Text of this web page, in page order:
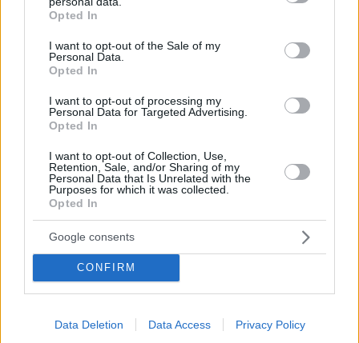
grant or deny consent to Google and its third-party tags to
use your data for below specified purposes in below Google
consent section.
Opted In
I want to opt-out of the Sale of my
Personal Data.
Opted In
I want to opt-out of processing my
Personal Data for Targeted Advertising.
Opted In
I want to opt-out of Collection, Use,
Retention, Sale, and/or Sharing of my
Personal Data that Is Unrelated with the
Purposes for which it was collected.
Opted In
Google consents
CONFIRM
Data Deletion Data Access Privacy Policy
όταν πνίγηκε ο 4χρονος, έρευνα για την άδεια της
πισίνας: Το χρονικό της τραγωδίας